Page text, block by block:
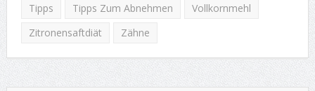
Tipps
Tipps Zum Abnehmen
Vollkornmehl
Zitronensaftdiät
Zähne